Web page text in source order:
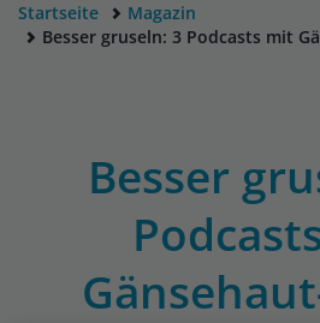
Startseite
Magazin
Besser gruseln: 3 Podcasts mit
Besser